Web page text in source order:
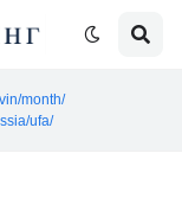
month/
ufa/